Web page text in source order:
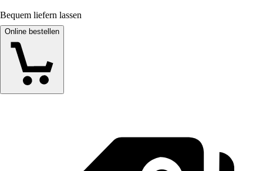
Bequem liefern lassen
Online bestellen